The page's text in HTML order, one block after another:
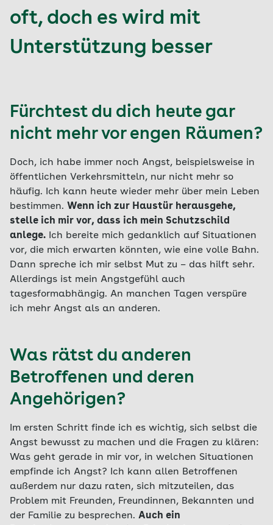
oft, doch es wird mit
Unterstützung besser
Fürchtest du dich heute gar
nicht mehr vor engen Räumen?
Doch, ich habe immer noch Angst, beispielsweise in
öffentlichen Verkehrsmitteln, nur nicht mehr so
häufig. Ich kann heute wieder mehr über mein Leben
bestimmen. Wenn ich zur Haustür herausgehe,
stelle ich mir vor, dass ich mein Schutzschild
anlege. Ich bereite mich gedanklich auf Situationen
vor, die mich erwarten könnten, wie eine volle Bahn.
Dann spreche ich mir selbst Mut zu – das hilft sehr.
Allerdings ist mein Angstgefühl auch
tagesformabhängig. An manchen Tagen verspüre
ich mehr Angst als an anderen.
Was rätst du anderen
Betroffenen und deren
Angehörigen?
Im ersten Schritt finde ich es wichtig, sich selbst die
Angst bewusst zu machen und die Fragen zu klären:
Was geht gerade in mir vor, in welchen Situationen
empfinde ich Angst? Ich kann allen Betroffenen
außerdem nur dazu raten, sich mitzuteilen, das
Problem mit Freunden, Freundinnen, Bekannten und
der Familie zu besprechen. Auch ein